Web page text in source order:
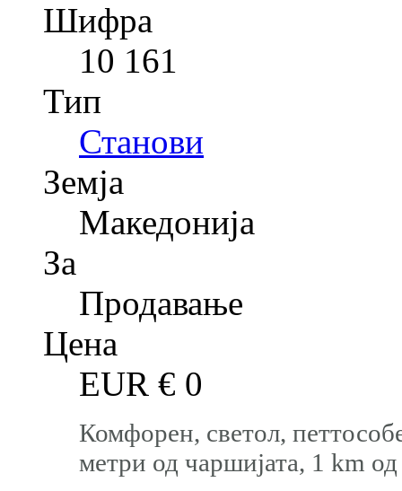
Шифра
10 161
Тип
Станови
Земја
Македонија
За
Продавање
Цена
EUR € 0
Комфорен, светол,
метри од чаршијата, 1 km